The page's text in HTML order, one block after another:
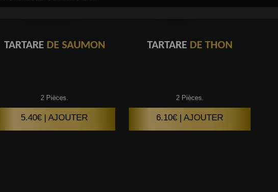
TARTARE DE SAUMON
2 Pièces.
5.40€ | AJOUTER
TARTARE DE THON
2 Pièces.
6.10€ | AJOUTER